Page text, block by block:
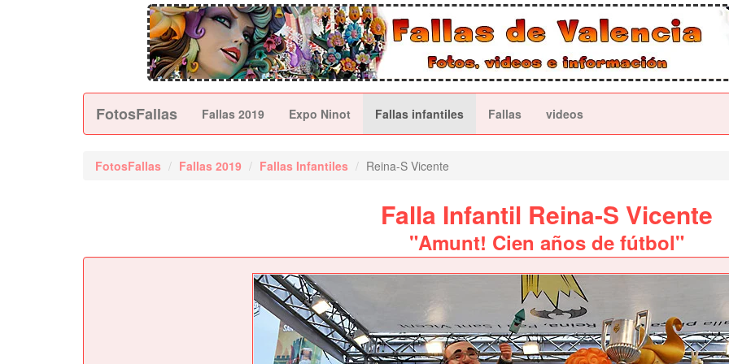
FotosFallas Fallas 2019 Expo Ninot Fallas infantiles Fallas videos
FotosFallas Fallas 2019 Fallas Infantiles Reina-S Vicente
Falla Infantil Reina-S Vicente
"Amunt! Cien años de fútbol"